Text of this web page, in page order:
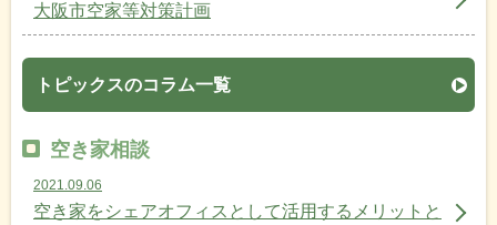
大阪市空家等対策計画
トピックスのコラム一覧
空き家相談
2021.09.06
空き家をシェアオフィスとして活用するメリットと